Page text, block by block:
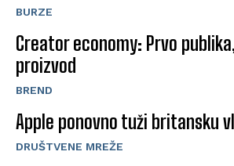
BURZE
Creator economy: Prvo
proizvod
BREND
Apple ponovno tuži britansku
DRUŠTVENE MREŽE